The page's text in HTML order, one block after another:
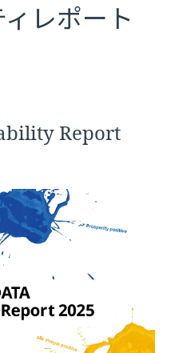
レポート
Report